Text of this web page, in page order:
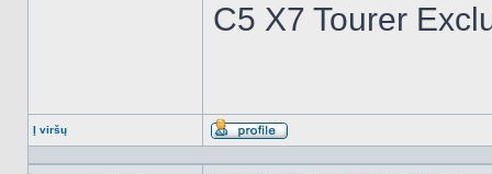
C5 X7 Tourer
Į viršų
Aprašymas